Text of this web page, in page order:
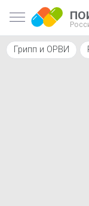
Грипп и ОРВИ